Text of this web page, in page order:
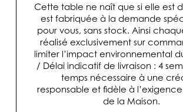
Cette table ne naît que si elle est
est fabriquée à la demande
pour vous, sans stock. Ainsi
réalisé exclusivement sur
limiter l’impact environnemental
/ Délai indicatif de livraison : 4
temps nécessaire à une
responsable et fidèle à
de la Maison.